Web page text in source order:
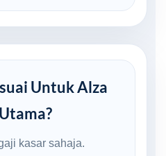
Untuk Alza
kasar sahaja.